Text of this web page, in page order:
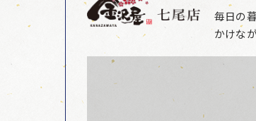
毎日の
かけな